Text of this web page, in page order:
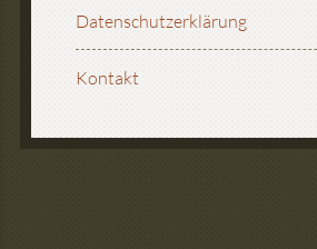
Datenschutzerklärung
Kontakt